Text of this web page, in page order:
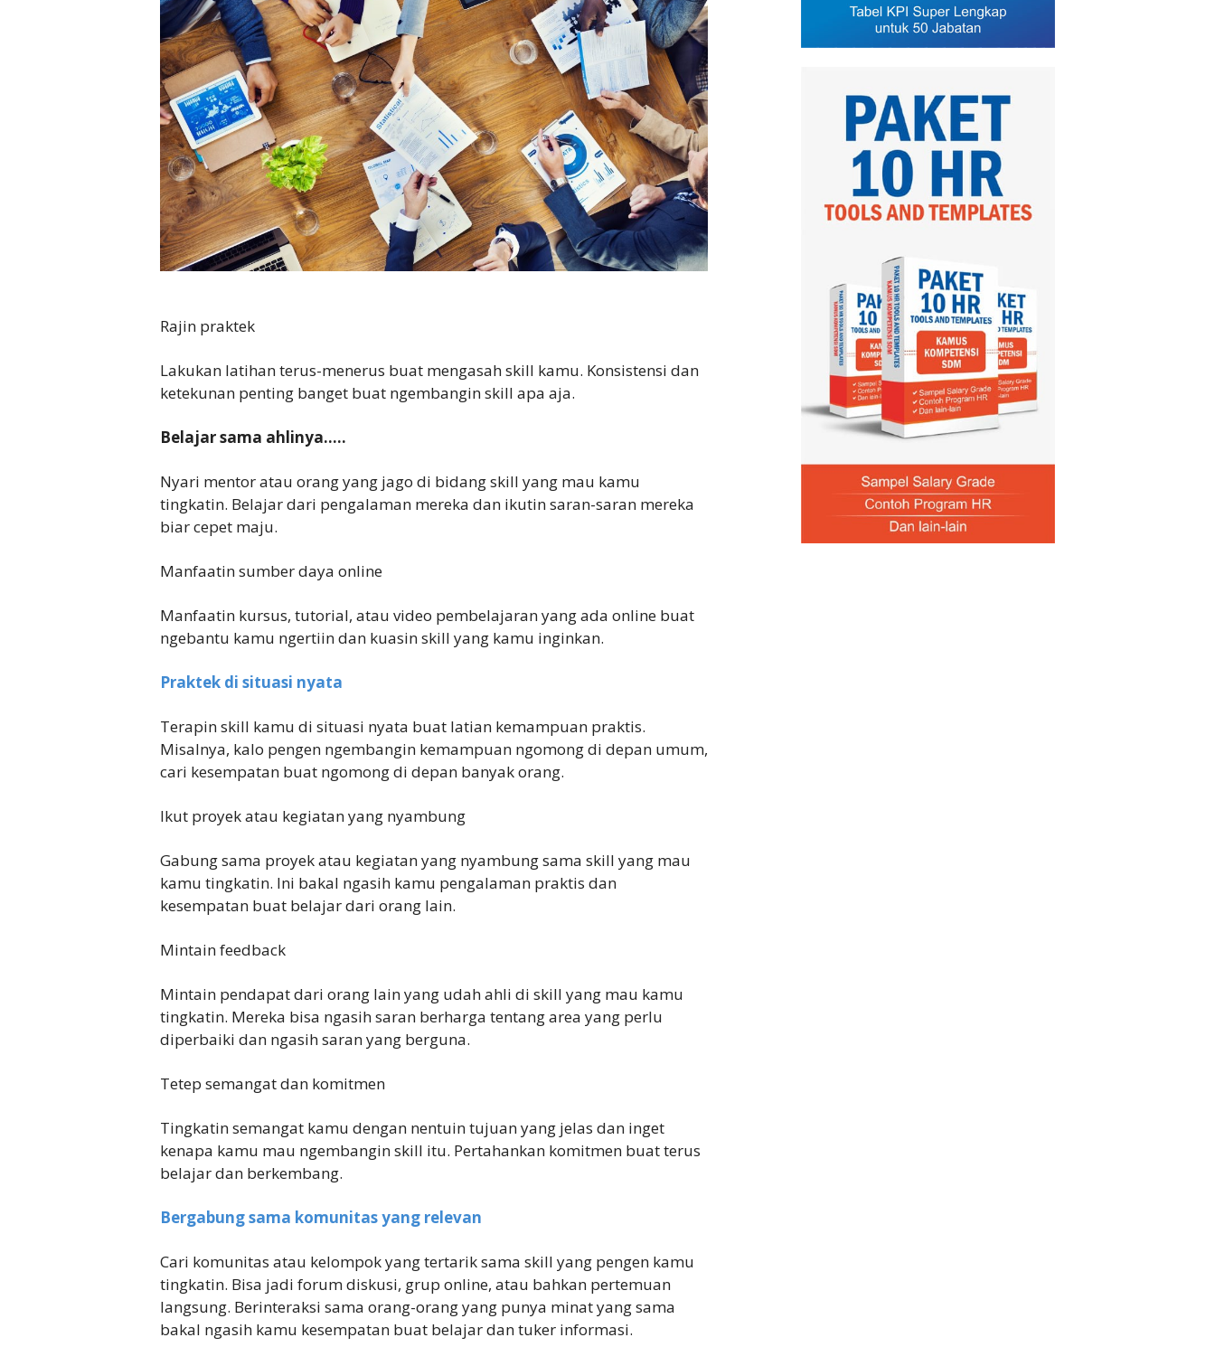
Rajin praktek
Lakukan latihan terus-menerus buat mengasah skill kamu. Konsistensi dan
ketekunan penting banget buat ngembangin skill apa aja.
Belajar sama ahlinya…..
Nyari mentor atau orang yang jago di bidang skill yang mau kamu
tingkatin. Belajar dari pengalaman mereka dan ikutin saran-saran mereka
biar cepet maju.
Manfaatin sumber daya online
Manfaatin kursus, tutorial, atau video pembelajaran yang ada online buat
ngebantu kamu ngertiin dan kuasin skill yang kamu inginkan.
Praktek di situasi nyata
Terapin skill kamu di situasi nyata buat latian kemampuan praktis.
Misalnya, kalo pengen ngembangin kemampuan ngomong di depan umum,
cari kesempatan buat ngomong di depan banyak orang.
Ikut proyek atau kegiatan yang nyambung
Gabung sama proyek atau kegiatan yang nyambung sama skill yang mau
kamu tingkatin. Ini bakal ngasih kamu pengalaman praktis dan
kesempatan buat belajar dari orang lain.
Mintain feedback
Mintain pendapat dari orang lain yang udah ahli di skill yang mau kamu
tingkatin. Mereka bisa ngasih saran berharga tentang area yang perlu
diperbaiki dan ngasih saran yang berguna.
Tetep semangat dan komitmen
Tingkatin semangat kamu dengan nentuin tujuan yang jelas dan inget
kenapa kamu mau ngembangin skill itu. Pertahankan komitmen buat terus
belajar dan berkembang.
Bergabung sama komunitas yang relevan
Cari komunitas atau kelompok yang tertarik sama skill yang pengen kamu
tingkatin. Bisa jadi forum diskusi, grup online, atau bahkan pertemuan
langsung. Berinteraksi sama orang-orang yang punya minat yang sama
bakal ngasih kamu kesempatan buat belajar dan tuker informasi.